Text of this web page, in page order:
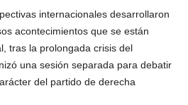
internacionales desarrollaron
acontecimientos que se están
tras la prolongada crisis del
una sesión separada para debatir
del partido de derecha